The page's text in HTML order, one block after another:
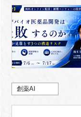
創薬AI